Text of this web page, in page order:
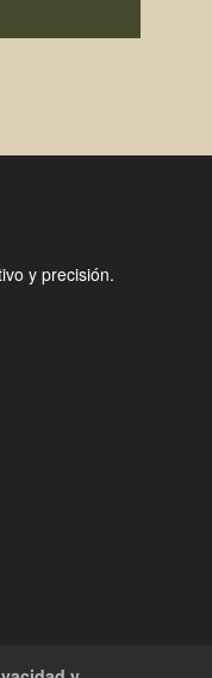
y precisión.